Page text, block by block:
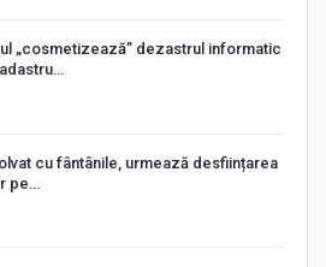
„cosmetizează” dezastrul informatic
cu fântânile, urmează desființarea
pe…